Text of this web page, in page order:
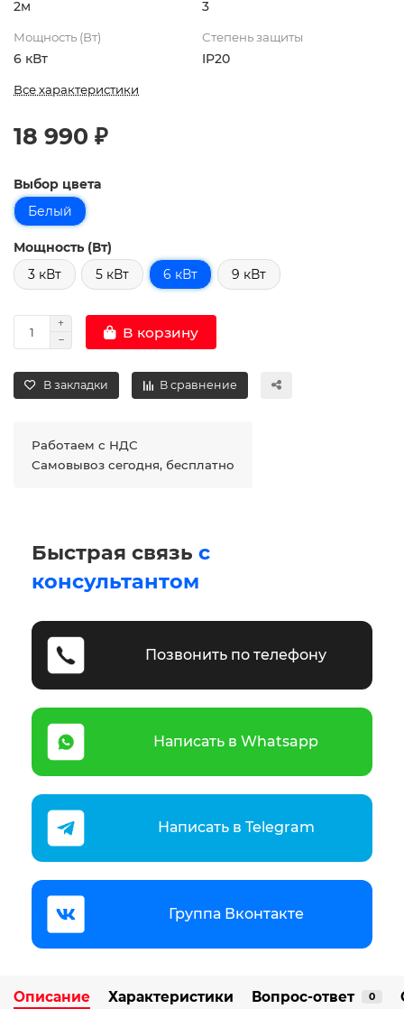
2м 3
Мощность (Вт)
6 кВт
Степень защиты
IP20
Все характеристики
18 990 ₽
Выбор цвета
Белый
Мощность (Вт)
3 кВт
5 кВт 6 кВт 9 кВт
В корзину
В закладки В сравнение
Работаем с НДС
Самовывоз сегодня, бесплатно
Быстрая связь с
консультантом
Позвонить по телефону
Написать в Whatsapp
Написать в Telegram
Группа Вконтакте
Описание Характеристики Вопрос-ответ 0